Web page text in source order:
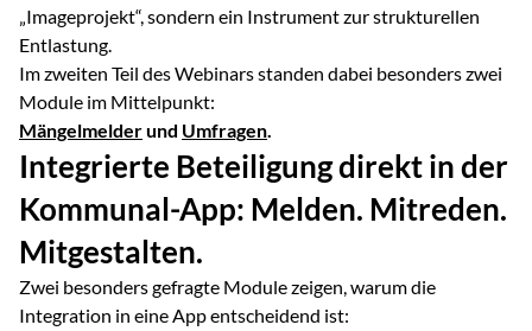
„Imageprojekt“, sondern ein Instrument zur strukturellen
Entlastung.
Im zweiten Teil des Webinars standen dabei besonders zwei
Module im Mittelpunkt:
Mängelmelderund Umfragen.
Integrierte Beteiligung direkt in der
Kommunal-App: Melden. Mitreden.
Mitgestalten.
Zwei besonders gefragte Module zeigen, warum die
Integration in eine App entscheidend ist: